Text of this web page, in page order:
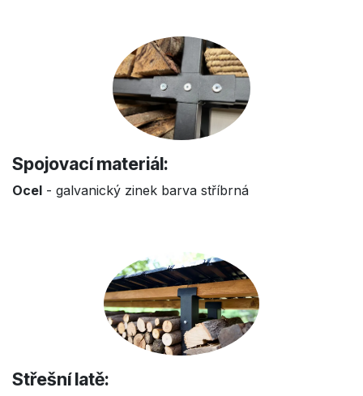
Spojovací materiál:
Ocel - galvanický zinek barva stříbrná
Střešní latě: